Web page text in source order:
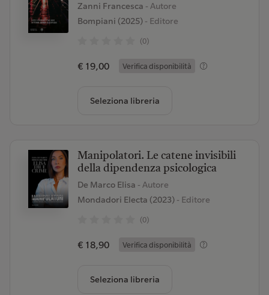
Zanni Francesca - Autore
Bompiani (2025)- Editore
(0)
€ 19,00 Verifica disponibilità
Seleziona libreria
Manipolatori. Le catene invisibili
della dipendenza psicologica
De Marco Elisa - Autore
Mondadori Electa (2023)- Editore
(0)
€ 18,90 Verifica disponibilità
Seleziona libreria